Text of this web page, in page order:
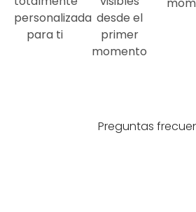
personalizada
para ti
desde el
primer
momento
Preguntas